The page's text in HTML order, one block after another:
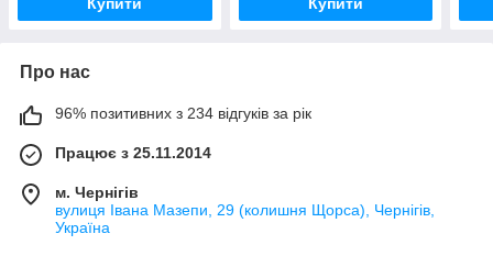
Про нас
96% позитивних з 234 відгуків за рік
Працює з 25.11.2014
м. Чернігів
вулиця Івана Мазепи, 29 (колишня Щорса), Чернігів,
Україна